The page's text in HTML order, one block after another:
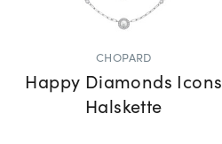
CHOPARD
Happy Diamonds Icons
Halskette